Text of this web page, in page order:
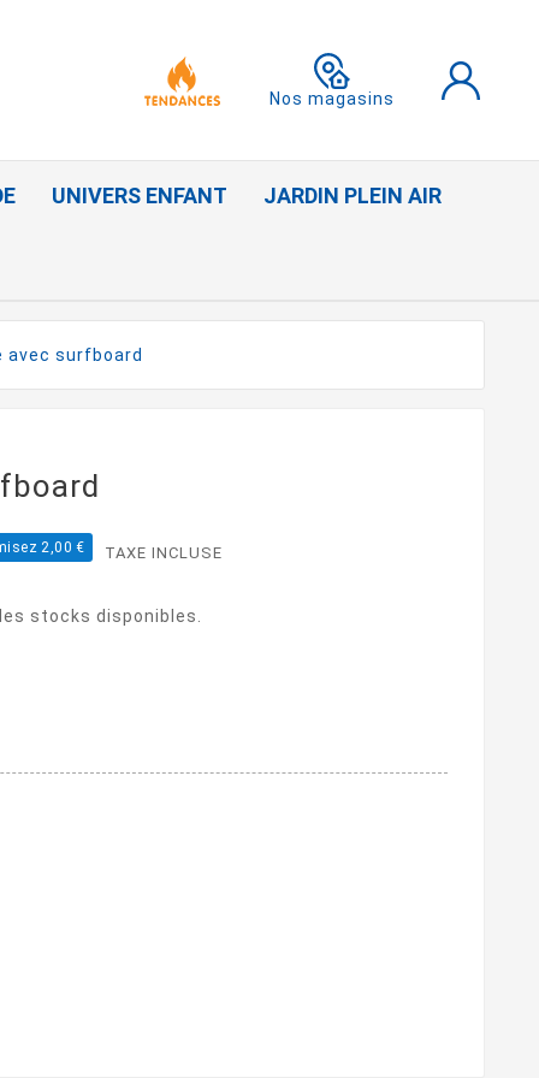
Nos magasins
UNIVERS ENFANT JARDIN PLEIN AIR
avec surfboard
2,00 € TAXE INCLUSE
stocks disponibles.